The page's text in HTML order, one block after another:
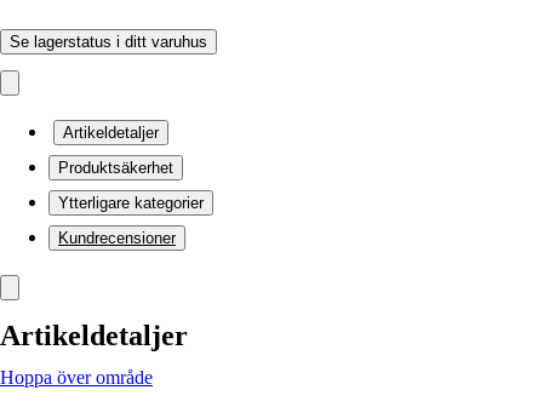
Se lagerstatus i ditt varuhus
Artikeldetaljer
Produktsäkerhet
Ytterligare kategorier
Kundrecensioner
Artikeldetaljer
Hoppa över område